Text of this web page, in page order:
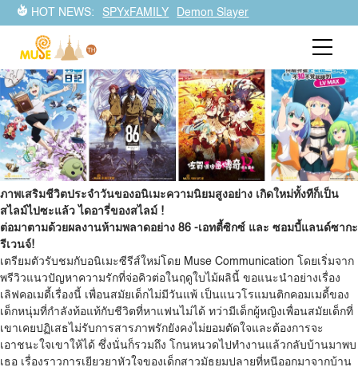
HOT NEWS: SPYxFAMILY Demon Slayer
ตลอดวันหยุดยาวนี้มีอนิเมะห้ามพลาด ในซีซั่นใหม่นี้ช่วงเมษายน
ด้วยกัน ขอให้ทิ้งตัวลงนั่งจับป๊อปคอร์นรอชมในซีซั่นหน้าได้เลย
ภาพเสริมชีวิตประจำวันของอนิเมะความนิยมสูงอย่าง เกิดใหม่ทั้งทีก็เป็น
สไลม์ไปซะแล้ว ไดอารี่ของสไลม์ !
ต่อมาตามด้วยผลงานห้ามพลาดอย่าง 86 -เอทตี้ซิกซ์ และ ซอมบี้แลนด์ซากะ
รีเวนจ์!
เตรียมตัวรับชมกับอนิเมะซีรีส์ใหม่โดย Muse Communication โดยเริ่มจาก
พรีวิวแนวปัญหาความรักที่จ่อคิวต่อในฤดูใบไม้ผลินี้ ขอแนะนำอย่างเรื่อง
เลิฟคอเมดี้เรื่องนี้ เพื่อนสมัยเด็กไม่มีวันแพ้ เป็นแนวโรแมนติกคอมเมดี้ของ
เด็กหนุ่มที่กำลังท้อแท้กับชีวิตที่หาแฟนไม่ได้ ทว่ามีเด็กผู้หญิงเพื่อนสมัยเด็กที่
เขาเคยปฏิเสธไม่รับการสารภาพรักยังคงไม่ยอมตัดใจและต้องการจะ
เอาชนะใจเขาให้ได้ ซึ่งนั่นก็รวมถึง โกนหนวดไปทำงานแล้วกลับบ้านมาพบ
เธอ เรื่องราวการเยียวยาหัวใจของเด็กสาวมัธยมปลายที่หนีออกมาจากบ้าน